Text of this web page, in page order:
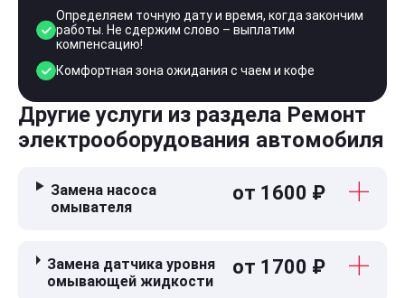
Определяем точную дату и время, когда закончим
работы. Не сдержим слово – выплатим
компенсацию!
Комфортная зона ожидания с чаем и кофе
Другие услуги из раздела Ремонт
электрооборудования автомобиля
Замена насоса
омывателя
от 1600 ₽
Замена датчика уровня
омывающей жидкости
от 1700 ₽